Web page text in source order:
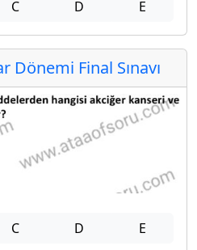
C D E
Dönemi Final Sınavı
C D E